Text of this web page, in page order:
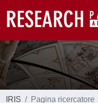
IRIS Pagina ricercatore